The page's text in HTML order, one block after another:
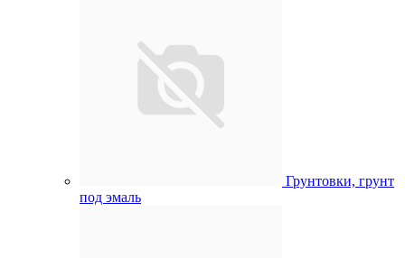
Грунтовки, грунт
под эмаль